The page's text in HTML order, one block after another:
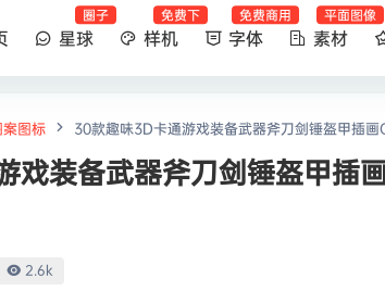
星球
圈子
样机
免费下
字体
免费商用
素材
平面图像
案图标 30款趣味3D卡通游戏装备武器斧刀剑锤盔甲插
戏装备武器斧刀剑锤盔甲插
2.6k